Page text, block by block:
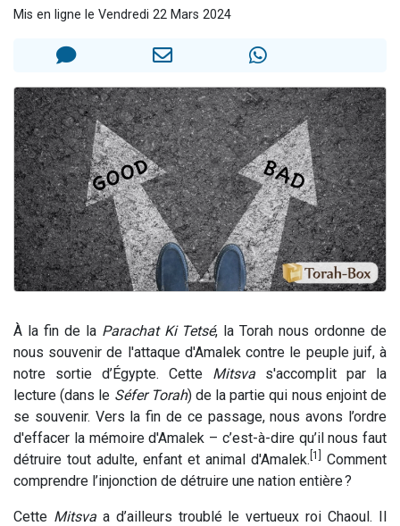
12 nouvelles musiques dans Torah-Box Music
29 personnes viennent de demander une bénédiction
Mis en ligne le Vendredi 22 Mars 2024
À la fin de la Parachat Ki Tetsé, la Torah nous ordonne de
nous souvenir de l'attaque d'Amalek contre le peuple juif, à
notre sortie d’Égypte. Cette Mitsva s'accomplit par la
lecture (dans le Séfer Torah) de la partie qui nous enjoint de
se souvenir. Vers la fin de ce passage, nous avons l’ordre
d'effacer la mémoire d'Amalek – c’est-à-dire qu’il nous faut
détruire tout adulte, enfant et animal d'Amalek. [1]
Comment
comprendre l’injonction de détruire une nation entière ?
Cette Mitsvaa d’ailleurs troublé le vertueux roi Chaoul. Il